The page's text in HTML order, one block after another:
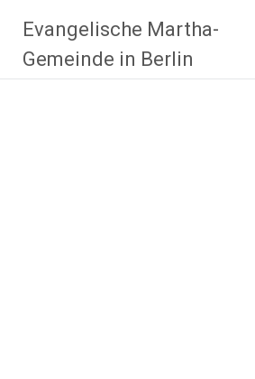
Inhalt
springen
Evangelische Martha-
Gemeinde in Berlin